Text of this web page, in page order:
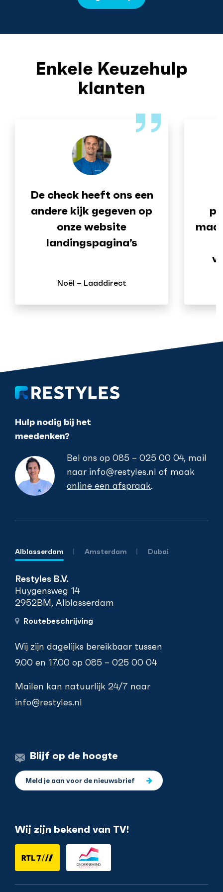
Enkele Keuzehulp
klanten
De check heeft ons een
andere kijk gegeven op
onze website
landingspagina’s
Noël – Laaddirect
Hulp nodig bij het
meedenken?
Bel ons op 085 – 025 00 04, mail
naar info@restyles.nl of maak
online een afspraak.
Alblasserdam Amsterdam Dubai
Restyles B.V.
Huygensweg 14
2952BM, Alblasserdam
Routebeschrijving
Wij zijn dagelijks bereikbaar tussen
9.00 en 17.00 op 085 – 025 00 04
Mailen kan natuurlijk 24/7 naar
info@restyles.nl
Blijf op de hoogte
Meld je aan voor de nieuwsbrief
Wij zijn bekend van TV!